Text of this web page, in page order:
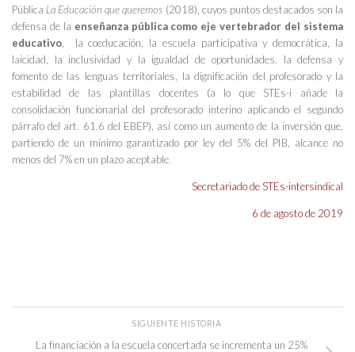
Pública La Educación que queremos (2018), cuyos puntos destacados son la
defensa de la enseñanza pública como eje vertebrador del sistema
educativo , la coeducación, la escuela participativa y democrática, la
laicidad, la inclusividad y la igualdad de oportunidades, la defensa y
fomento de las lenguas territoriales, la dignificación del profesorado y la
estabilidad de las plantillas docentes (a lo que STEs-i añade la
consolidación funcionarial del profesorado interino aplicando el segundo
párrafo del art. 61.6 del EBEP), así como un aumento de la inversión que,
partiendo de un mínimo garantizado por ley del 5% del PIB, alcance no
menos del 7% en un plazo aceptable.
Secretariado de STEs-intersindical
6 de agosto de 2019
SIGUIENTE HISTORIA
La financiación a la escuela concertada se incrementa un 25%